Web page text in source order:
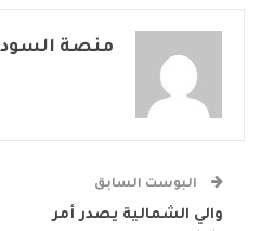
منصة
البوست السابق
والي الشمالية يصدر أمر